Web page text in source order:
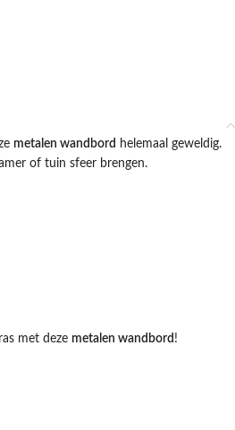
metalen wandbord helemaal geweldig.
of tuin sfeer brengen.
met deze metalen wandbord !